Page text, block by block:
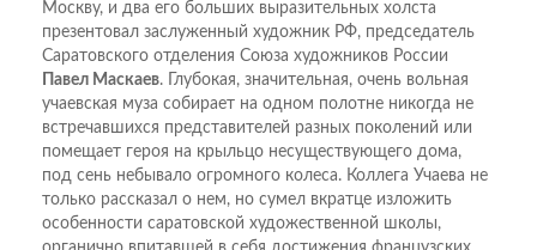
Москву, и два его больших выразительных холста
презентовал заслуженный художник РФ, председатель
Саратовского отделения Союза художников России
Павел Маскаев. Глубокая, значительная, очень вольная
учаевская муза собирает на одном полотне никогда не
встречавшихся представителей разных поколений или
помещает героя на крыльцо несуществующего дома,
под сень небывало огромного колеса. Коллега Учаева не
только рассказал о нем, но сумел вкратце изложить
особенности саратовской художественной школы,